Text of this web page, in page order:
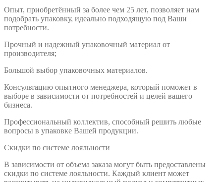
Опыт, приобретённый за более чем 25 лет, позволяет нам
подобрать упаковку, идеально подходящую под Ваши
потребности.
Прочный и надежный упаковочный материал от
производителя;
Большой выбор упаковочных материалов.
Консультацию опытного менеджера, который поможет в
выборе в зависимости от потребностей и целей вашего
бизнеса.
Профессиональный коллектив, способный решить любые
вопросы в упаковке Вашей продукции.
Скидки по системе лояльности
В зависимости от объема заказа могут быть предоставлены
скидки по системе лояльности. Каждый клиент может